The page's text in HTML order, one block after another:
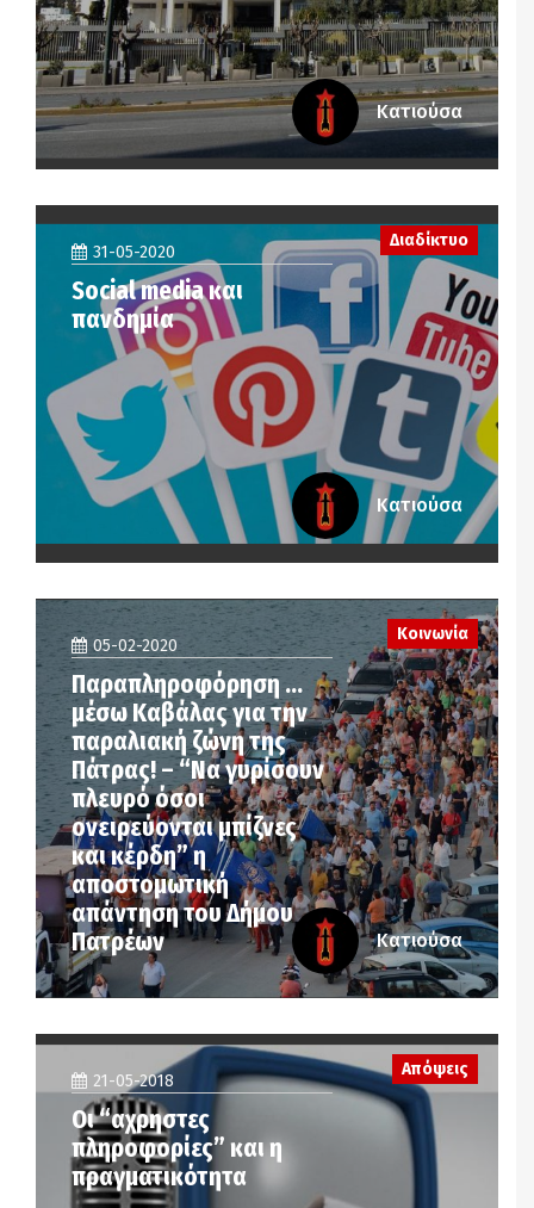
Κατιούσα
31-05-2020
Social media και
πανδημία
Διαδίκτυο
Κατιούσα
05-02-2020
Παραπληροφόρηση …
μέσω Καβάλας για την
παραλιακή ζώνη της
Πάτρας! – “Να γυρίσουν
πλευρό όσοι
ονειρεύονται μπίζνες
και κέρδη” η
αποστομωτική
απάντηση του Δήμου
Πατρέων
Κοινωνία
Κατιούσα
21-05-2018
Οι “αχρηστες
πληροφορίες” και η
πραγματικότητα
Απόψεις